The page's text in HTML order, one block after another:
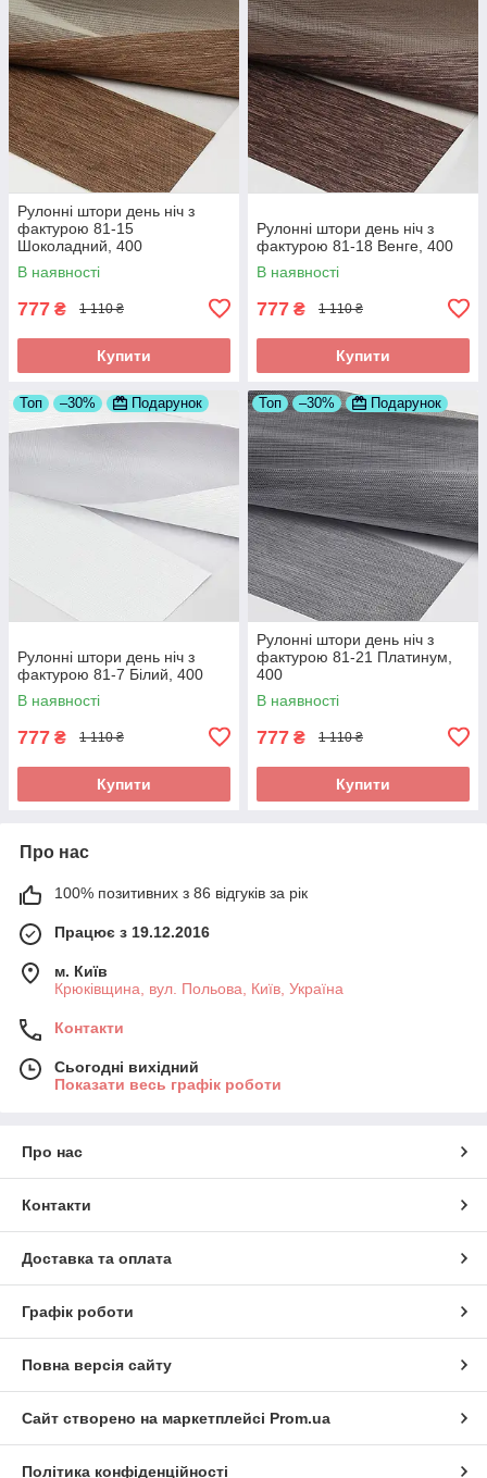
Рулонні штори день ніч з
фактурою 81-15
Шоколадний, 400
В наявності
777 ₴ 1 110 ₴
Купити
Рулонні штори день ніч з
фактурою 81-18 Венге, 400
В наявності
777 ₴ 1 110 ₴
Купити
Топ –30% Подарунок
Рулонні штори день ніч з
фактурою 81-7 Білий, 400
В наявності
777 ₴ 1 110 ₴
Купити
Топ –30% Подарунок
Рулонні штори день ніч з
фактурою 81-21 Платинум,
400
В наявності
777 ₴ 1 110 ₴
Купити
Про нас
100% позитивних з 86 відгуків за рік
Працює з 19.12.2016
м. Київ
Крюківщина, вул. Польова, Київ, Україна
Контакти
Сьогодні вихідний
Показати весь графік роботи
Про нас
Контакти
Доставка та оплата
Графік роботи
Повна версія сайту
Сайт створено на маркетплейсі Prom.ua
Політика конфіденційності